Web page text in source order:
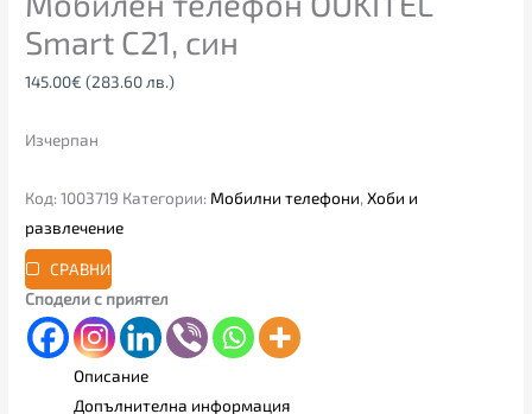
Smart C21, син
145.00€ (283.60 лв.)
Изчерпан
Код:1003719 Категории: Мобилни телефони,Хоби и
развлечение
СРАВНИ
Сподели с приятел
Описание
Допълнителна информация